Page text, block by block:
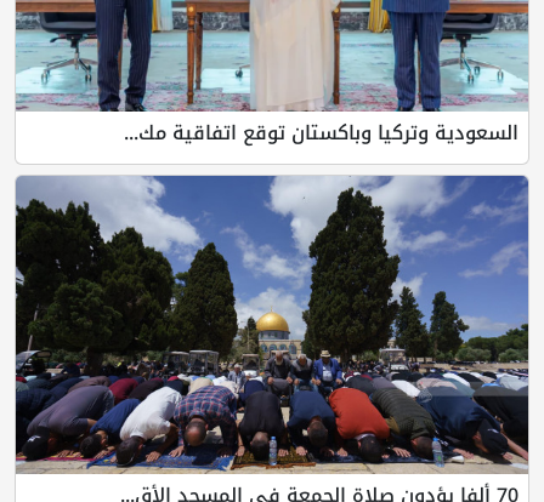
وباكستان توقع اتفاقية مك...